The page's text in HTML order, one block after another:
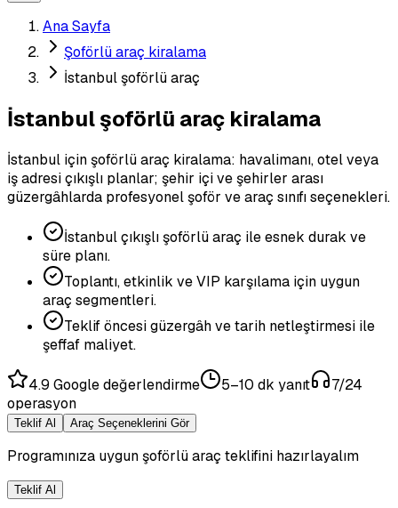
Ana Sayfa
Şoförlü araç kiralama
İstanbul şoförlü araç
İstanbul şoförlü araç kiralama
İstanbul için şoförlü araç kiralama: havalimanı, otel veya
iş adresi çıkışlı planlar; şehir içi ve şehirler arası
güzergâhlarda profesyonel şoför ve araç sınıfı seçenekleri.
İstanbul çıkışlı şoförlü araç ile esnek durak ve
süre planı.
Toplantı, etkinlik ve VIP karşılama için uygun
araç segmentleri.
Teklif öncesi güzergâh ve tarih netleştirmesi ile
şeffaf maliyet.
4.9 Google değerlendirme 5–10 dk yanıt
7/24
operasyon
Teklif Al Araç Seçeneklerini Gör
Programınıza uygun şoförlü araç teklifini hazırlayalım
Teklif Al